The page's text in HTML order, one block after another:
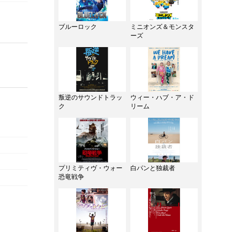
ブルーロック
ミニオンズ＆モンスタ
ーズ
叛逆のサウンドトラッ
ク
ウィー・ハブ・ア・ド
リーム
プリミティヴ・ウォー
恐竜戦争
白パンと独裁者